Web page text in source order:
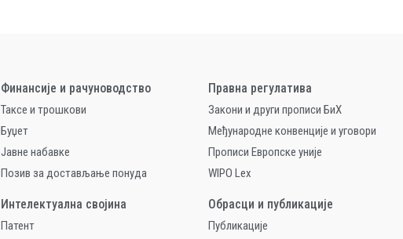
Финансије и рачуноводство
Таксе и трошкови
Буџет
Jавне набавке
Позив за достављање понуда
Интелектуална својина
Патент
Правна регулатива
Закони и други прописи БиХ
Међународне конвенције и уговори
Прописи Европске уније
WIPO Lex
Обрасци и публикације
Публикације